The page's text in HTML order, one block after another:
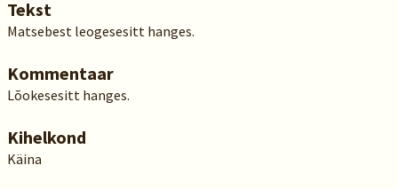
Tekst
Matsebest leogesesitt hanges.
Kommentaar
Lõokesesitt hanges.
Kihelkond
Käina